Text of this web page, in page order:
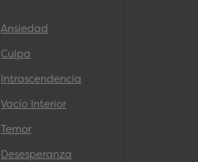
Ansiedad
Culpa
Intrascendencia
Vacío Interior
Temor
Desesperanza